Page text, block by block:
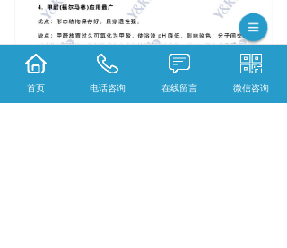
首页 电话咨询 在线留言 微信咨询